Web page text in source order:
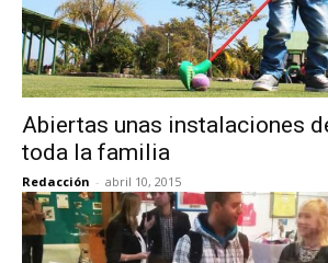
Abiertas unas instalaciones
toda la familia
Redacción - abril 10, 2015